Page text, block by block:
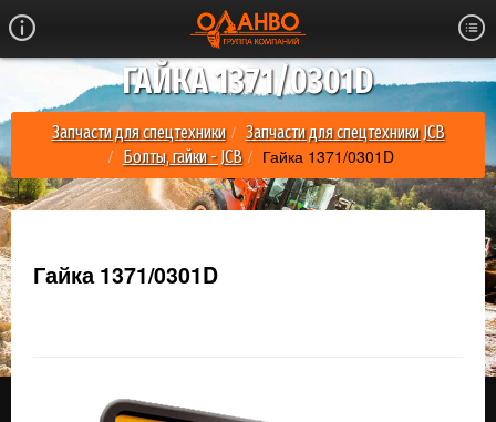
ГАЙКА 1371/0301D
Запчасти для спецтехники
Запчасти для спецтехники JCB
Болты, гайки - JCB
Гайка 1371/0301D
Гайка 1371/0301D